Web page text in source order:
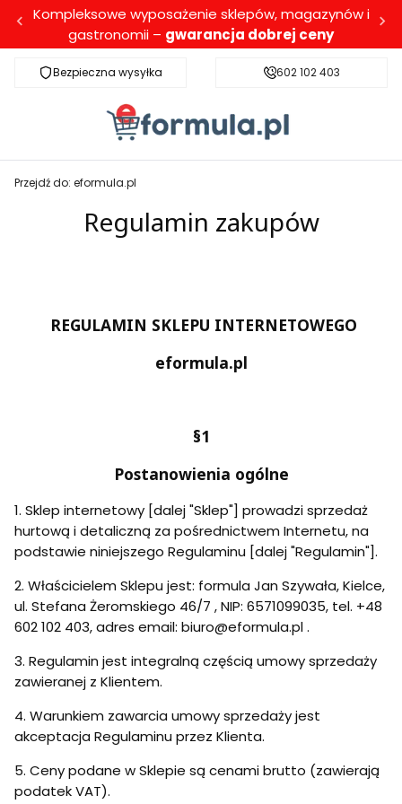
Kompleksowe wyposażenie sklepów, magazynów i
gastronomii – gwarancja dobrej ceny
Bezpieczna wysyłkaDarmowa dostawa dla wybranych
602 102 403
Przejdź do: eformula.pl
Regulamin zakupów
REGULAMIN SKLEPU INTERNETOWEGO
eformula.pl
§1
Postanowienia ogólne
1. Sklep internetowy [dalej "Sklep"] prowadzi sprzedaż
hurtową i detaliczną za pośrednictwem Internetu, na
podstawie niniejszego Regulaminu [dalej "Regulamin"].
2. Właścicielem Sklepu jest: formula Jan Szywała, Kielce,
ul. Stefana Żeromskiego 46/7 , NIP: 6571099035, tel. +48
602 102 403, adres email: biuro@eformula.pl .
3. Regulamin jest integralną częścią umowy sprzedaży
zawieranej z Klientem.
4. Warunkiem zawarcia umowy sprzedaży jest
akceptacja Regulaminu przez Klienta.
5. Ceny podane w Sklepie są cenami brutto (zawierają
podatek VAT).